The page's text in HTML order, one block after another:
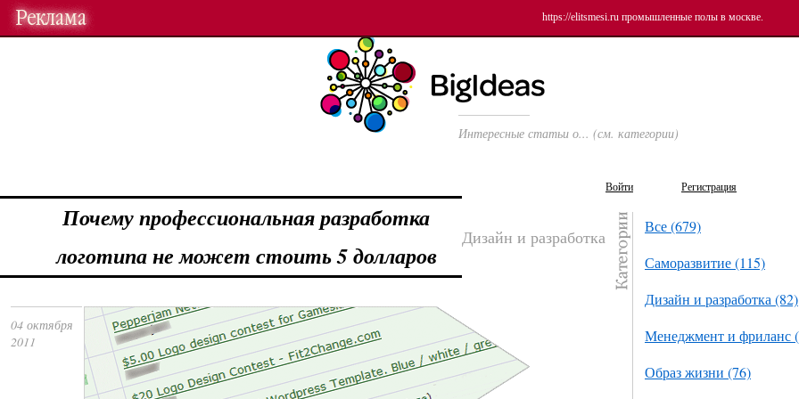
https://elitsmesi.ru промышленные полы в москве.
Интересные статьи о... (см. категории)
Почему профессиональная разработка
логотипа не может стоить 5 долларов
Дизайн и разработка
04 октября
2011
Войти Регистрация
Все (679)
Саморазвитие (115)
Дизайн и разработка (82)
Менеджмент и фриланс
Образ жизни (76)